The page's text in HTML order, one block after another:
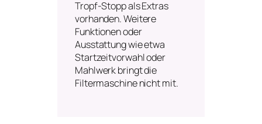
Tropf-Stopp als Extras
vorhanden. Weitere
Funktionen oder
Ausstattung wie etwa
Startzeitvorwahl oder
Mahlwerk bringt die
Filtermaschine nicht mit.